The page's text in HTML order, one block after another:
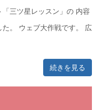
三ツ星レッスン」の 内容
。 ウェブ大作戦です。 広
続きを見る